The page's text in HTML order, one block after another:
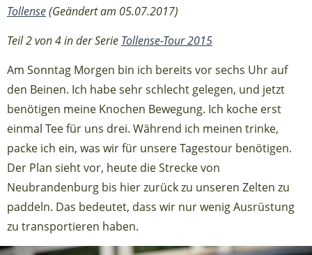
Tollense(Geändert am 05.07.2017)
Teil 2 von 4 in der Serie Tollense-Tour 2015
Am Sonntag Morgen bin ich bereits vor sechs Uhr auf
den Beinen. Ich habe sehr schlecht gelegen, und jetzt
benötigen meine Knochen Bewegung. Ich koche erst
einmal Tee für uns drei. Während ich meinen trinke,
packe ich ein, was wir für unsere Tagestour benötigen.
Der Plan sieht vor, heute die Strecke von
Neubrandenburg bis hier zurück zu unseren Zelten zu
paddeln. Das bedeutet, dass wir nur wenig Ausrüstung
zu transportieren haben.